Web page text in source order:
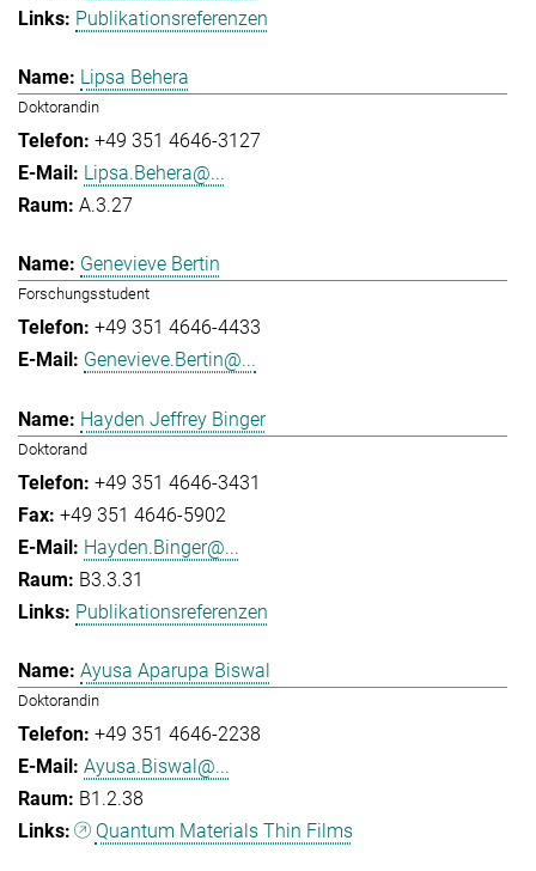
Publikationsreferenzen
Lipsa Behera
Doktorandin
+49 351 4646-3127
Lipsa.Behera@...
A.3.27
Genevieve Bertin
Forschungsstudent
+49 351 4646-4433
Genevieve.Bertin@...
Hayden Jeffrey Binger
Doktorand
+49 351 4646-3431
+49 351 4646-5902
Hayden.Binger@...
B3.3.31
Publikationsreferenzen
Ayusa Aparupa Biswal
Doktorandin
+49 351 4646-2238
Ayusa.Biswal@...
B1.2.38
Quantum Materials Thin Films